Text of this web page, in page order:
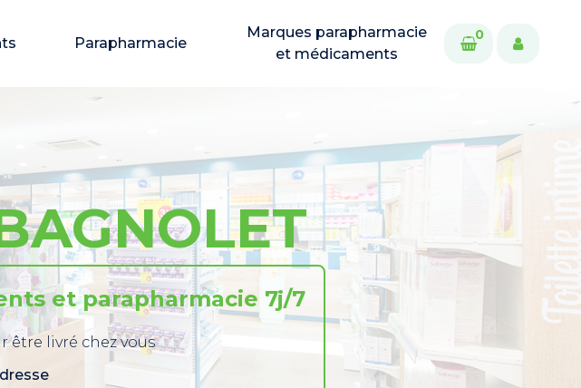
Parapharmacie
Marques parapharmacie
et médicaments
0
et parapharmacie 7j/7
être livré chez vous